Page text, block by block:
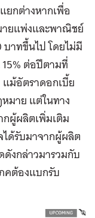
กต่างหากเพื่อ
ายแพ่งและพาณิชย์
าทขึ้นไป โดยไม่มี
ต่อปีตามที่
ม้อัตราดอกเบี้ย
มาย แต่ในทาง
ผู้ผลิตเพิ่มเติม
ด้รับมาจากผู้ผลิต
งกล่าวมารวมกับ
คต้องแบกรับ